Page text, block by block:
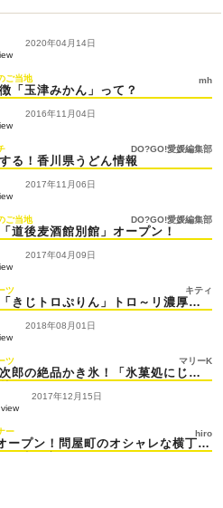
2020年04月14日
「玉津みかん」って？
ご当地 mh
2016年11月04日
る！香川県うどん情報
DO?GO!愛媛編集部
2017年11月06日
道後麦酒館別館」オープン！
ご当地 DO?GO!愛媛編集部
2017年04月09日
きじトロぷりん」トロ～リ濃厚♡
ツ キティ
2018年08月01日
郎の絶品かき氷！「氷菓処にじい
ツ マリーK
view
2017年12月15日
ープン！問屋町のオシャレな横丁
ー hiro